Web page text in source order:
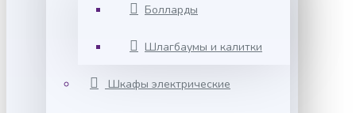
Болларды
Шлагбаумы и калитки
Шкафы электрические